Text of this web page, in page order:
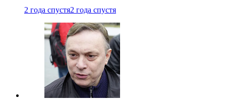
2 года спустя2 года спустя